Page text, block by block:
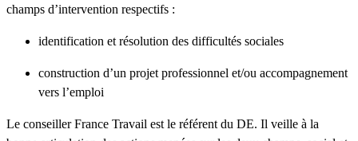
champs d’intervention respectifs :
identification et résolution des difficultés sociales
construction d’un projet professionnel et/ou accompagnement
vers l’emploi
Le conseiller France Travail est le référent du DE. Il veille à la